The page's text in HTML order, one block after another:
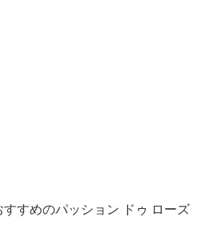
すめのパッション ドゥ ローズ